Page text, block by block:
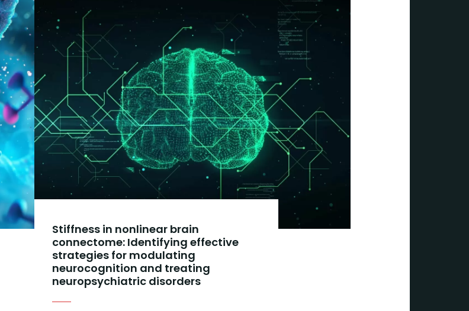
Stiffness in nonlinear brain
connectome: Identifying effective
strategies for modulating
neurocognition and treating
neuropsychiatric disorders